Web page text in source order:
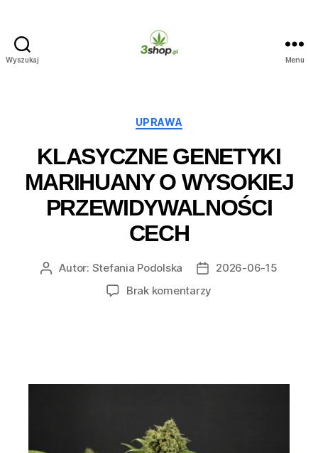
Wyszukaj Menu
Kategorie
UPRAWA
KLASYCZNE GENETYKI
MARIHUANY O WYSOKIEJ
PRZEWIDYWALNOŚCI
CECH
AutorAutor: Stefania Podolska
Data2026-06-15
Brak komentarzy
przewidywalności